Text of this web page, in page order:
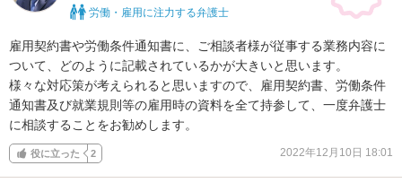
労働・雇用に注力する弁護士
雇用契約書や労働条件通知書に、ご相談者様が従事する業務内容に
ついて、どのように記載されているかが大きいと思います。
様々な対応策が考えられると思いますので、雇用契約書、労働条件
通知書及び就業規則等の雇用時の資料を全て持参して、一度弁護士
に相談することをお勧めします。
役に立った 2 2022年12月10日 18:01